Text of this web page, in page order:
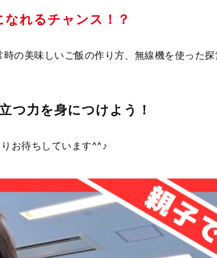
れるチャンス！？
の美味しいご飯の作り方、無線機を使った探
つ力を身につけよう！
お待ちしています^^♪